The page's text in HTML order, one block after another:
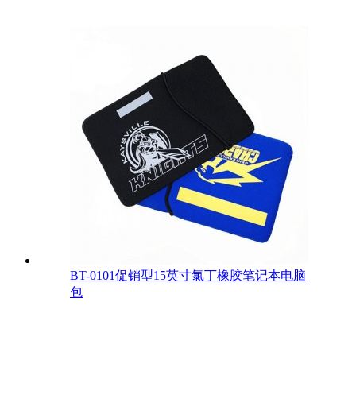
BT-0101促销型15英寸氯丁橡胶笔记本电脑
包